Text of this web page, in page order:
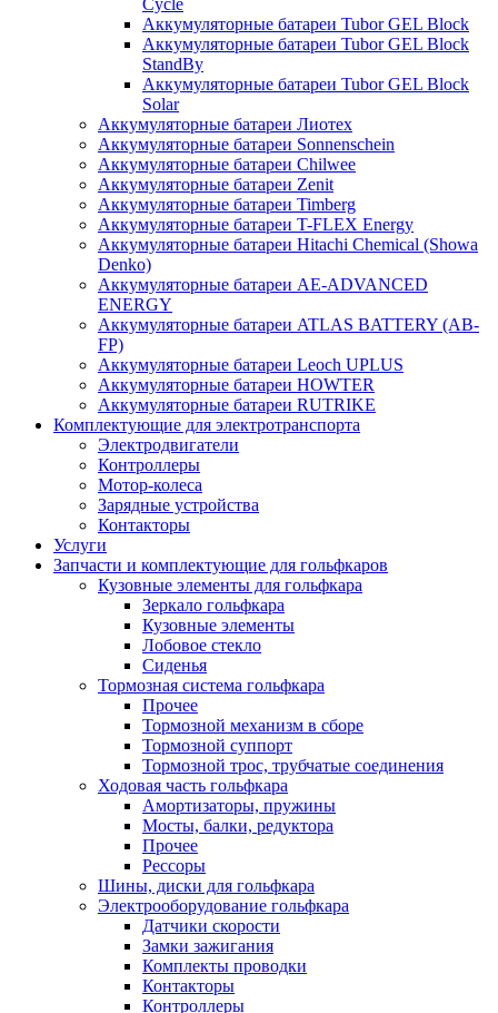
Cycle
Аккумуляторные батареи Tubor GEL Block
Аккумуляторные батареи Tubor GEL Block
StandBy
Аккумуляторные батареи Tubor GEL Block
Solar
Аккумуляторные батареи Лиотех
Аккумуляторные батареи Sonnenschein
Аккумуляторные батареи Chilwee
Аккумуляторные батареи Zenit
Аккумуляторные батареи Timberg
Аккумуляторные батареи T-FLEX Energy
Аккумуляторные батареи Hitachi Chemical (Showa
Denko)
Аккумуляторные батареи АЕ-ADVANCED
ENERGY
Аккумуляторные батареи ATLAS BATTERY (AB-
FP)
Аккумуляторные батареи Leoch UPLUS
Аккумуляторные батареи HOWTER
Аккумуляторные батареи RUTRIKE
Комплектующие для электротранспорта
Электродвигатели
Контроллеры
Мотор-колеса
Зарядные устройства
Контакторы
Услуги
Запчасти и комплектующие для гольфкаров
Кузовные элементы для гольфкара
Зеркало гольфкара
Кузовные элементы
Лобовое стекло
Сиденья
Тормозная система гольфкара
Прочее
Тормозной механизм в сборе
Тормозной суппорт
Тормозной трос, трубчатые соединения
Ходовая часть гольфкара
Амортизаторы, пружины
Мосты, балки, редуктора
Прочее
Рессоры
Шины, диски для гольфкара
Электрооборудование гольфкара
Датчики скорости
Замки зажигания
Комплекты проводки
Контакторы
Контроллеры